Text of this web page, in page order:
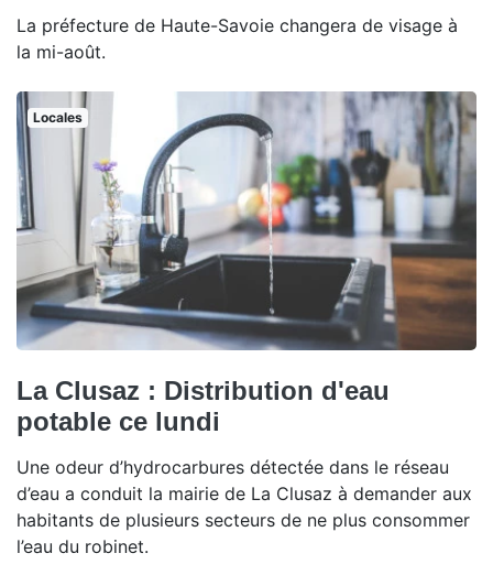
La préfecture de Haute-Savoie changera de visage à
la mi-août.
Locales
La Clusaz : Distribution d'eau
potable ce lundi
Une odeur d’hydrocarbures détectée dans le réseau
d’eau a conduit la mairie de La Clusaz à demander aux
habitants de plusieurs secteurs de ne plus consommer
l’eau du robinet.